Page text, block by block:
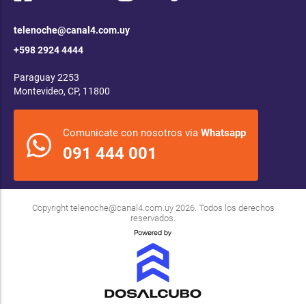
telenoche@canal4.com.uy
+598 2924 4444
Paraguay 2253
Montevideo, CP, 11800
Comunicate con nosotros via Whatsapp
091 444 001
Copyright telenoche@canal4.com.uy2026. Todos los derechos
reservados.